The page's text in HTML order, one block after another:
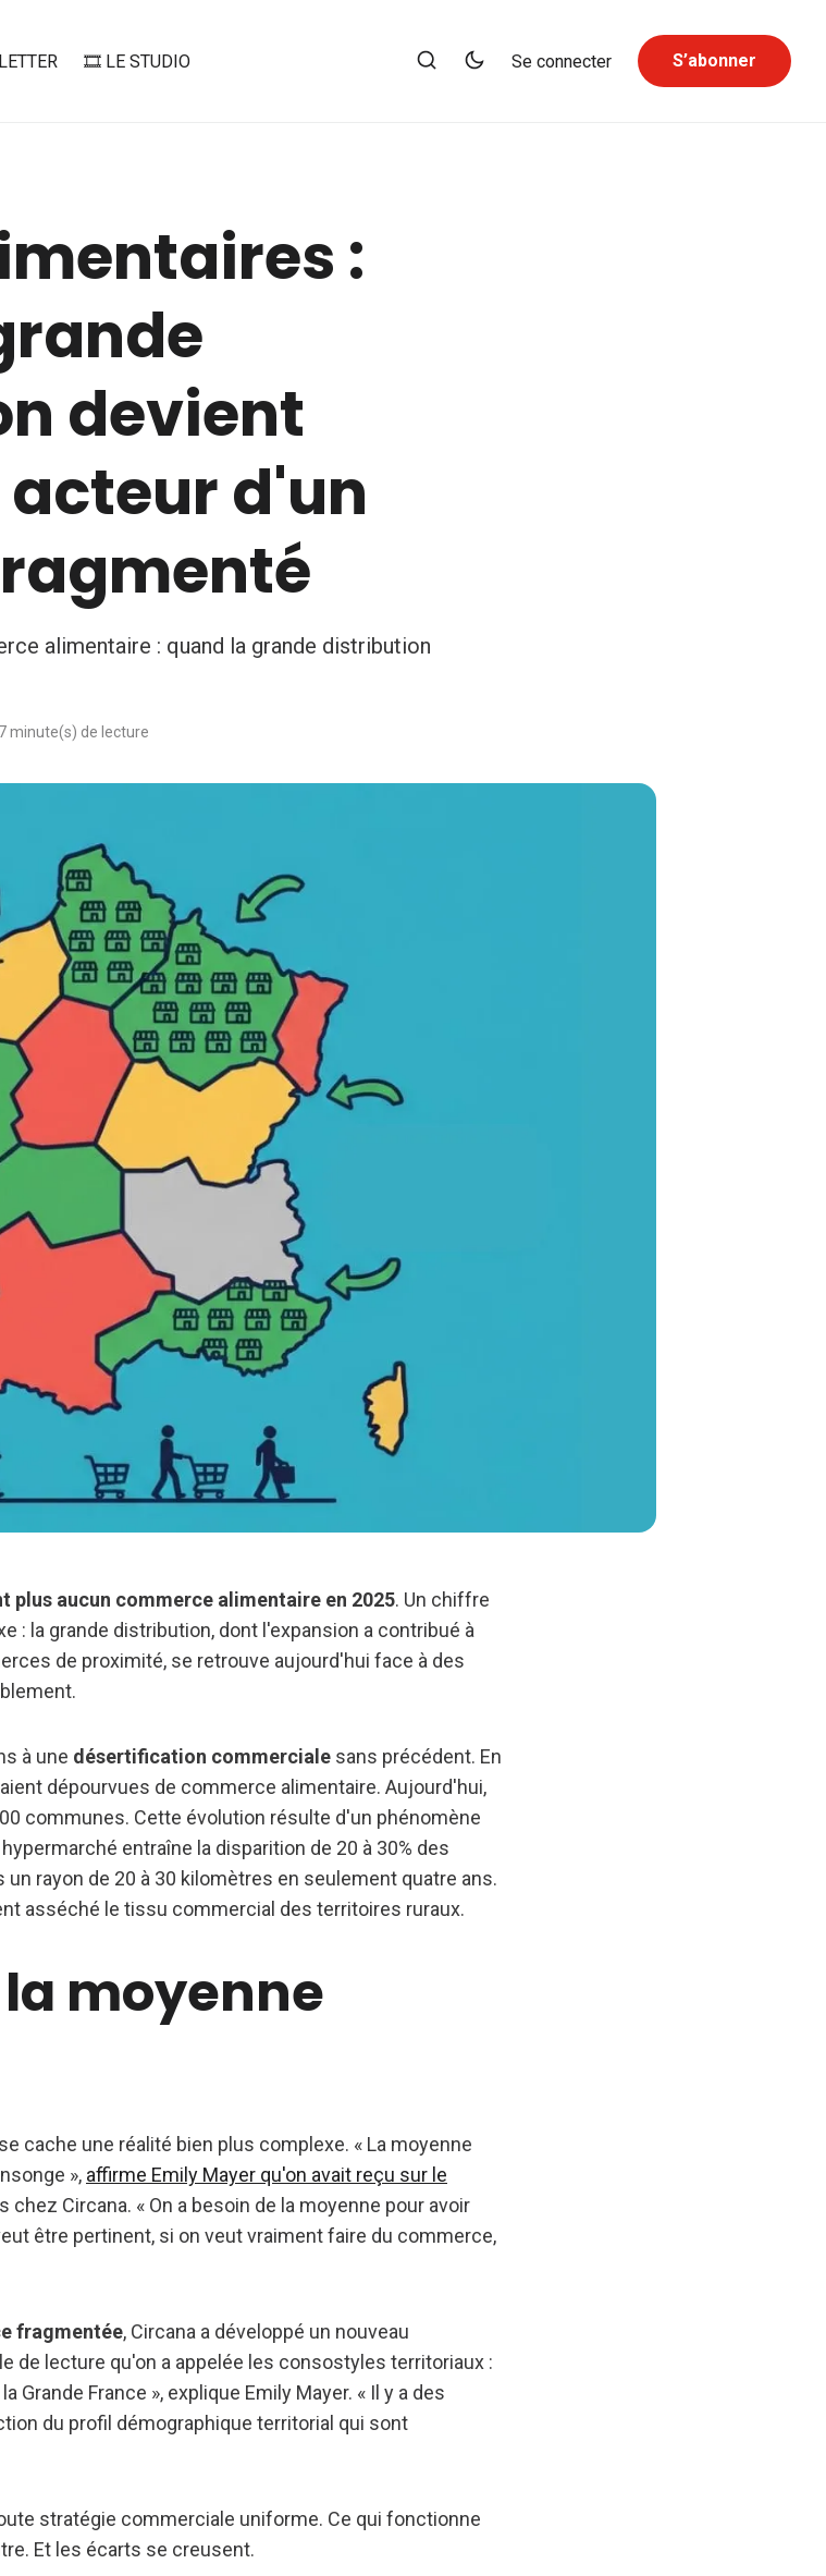
🎞️ LE STUDIO Se connecter S’abonner
:
devient
d'un
alimentaire : quand la grande distribution
7 minute(s) de lecture
plus aucun commerce alimentaire en 2025. Un chiffre
: la grande distribution, dont l'expansion a contribué à
de proximité, se retrouve aujourd'hui face à des
à une désertification commerciale sans précédent. En
dépourvues de commerce alimentaire. Aujourd'hui,
communes. Cette évolution résulte d'un phénomène
entraîne la disparition de 20 à 30% des
rayon de 20 à 30 kilomètres en seulement quatre ans.
asséché le tissu commercial des territoires ruraux.
moyenne
cache une réalité bien plus complexe. « La moyenne
», affirme Emily Mayer qu'on avait reçu sur le
Circana. « On a besoin de la moyenne pour avoir
être pertinent, si on veut vraiment faire du commerce,
fragmentée, Circana a développé un nouveau
de lecture qu'on a appelée les consostyles territoriaux :
Grande France », explique Emily Mayer. « Il y a des
du profil démographique territorial qui sont
stratégie commerciale uniforme. Ce qui fonctionne
Et les écarts se creusent.